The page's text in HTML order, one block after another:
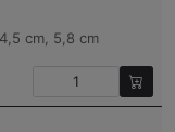
cm, 5,8 cm